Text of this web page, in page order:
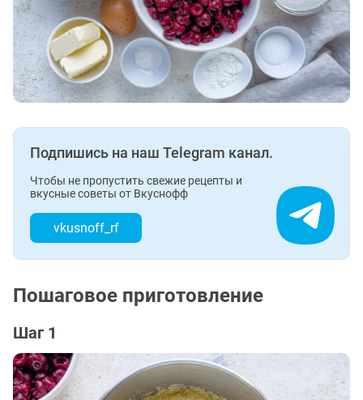
Подпишись на наш Telegram канал.
Чтобы не пропустить свежие рецепты и
вкусные советы от Вкуснофф
vkusnoff_rf
Пошаговое приготовление
Шаг 1